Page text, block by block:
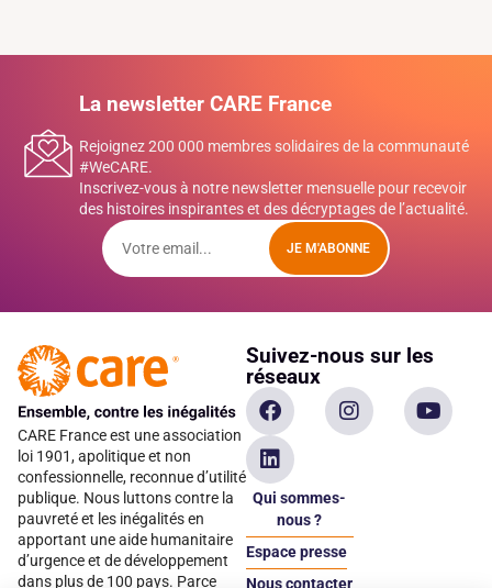
La newsletter CARE France
Rejoignez 200 000 membres solidaires de la communauté
#WeCARE.
Inscrivez-vous à notre newsletter mensuelle pour recevoir
des histoires inspirantes et des décryptages de l’actualité.
JE M'ABONNE
CARE France est une association
loi 1901, apolitique et non
confessionnelle, reconnue d’utilité
publique. Nous luttons contre la
pauvreté et les inégalités en
apportant une aide humanitaire
d’urgence et de développement
dans plus de 100 pays. Parce
Suivez-nous sur les
réseaux
Qui sommes-
nous ?
Espace presse
Nous contacter